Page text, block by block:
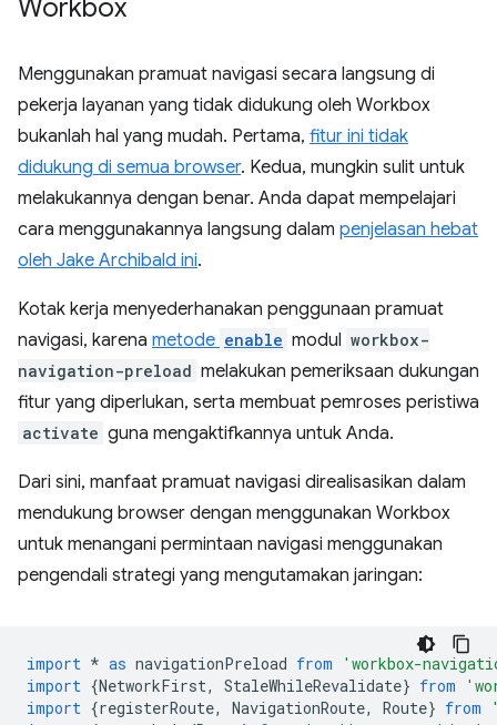
Workbox
Menggunakan pramuat navigasi secara langsung di
pekerja layanan yang tidak didukung oleh Workbox
bukanlah hal yang mudah. Pertama, fitur ini tidak
didukung di semua browser. Kedua, mungkin sulit untuk
melakukannya dengan benar. Anda dapat mempelajari
cara menggunakannya langsung dalam penjelasan hebat
oleh Jake Archibald ini.
Kotak kerja menyederhanakan penggunaan pramuat
navigasi, karena metode enable modul workbox-
navigation-preload melakukan pemeriksaan dukungan
fitur yang diperlukan, serta membuat pemroses peristiwa
activate guna mengaktifkannya untuk Anda.
Dari sini, manfaat pramuat navigasi direalisasikan dalam
mendukung browser dengan menggunakan Workbox
untuk menangani permintaan navigasi menggunakan
pengendali strategi yang mengutamakan jaringan:
import * as navigationPreload from
'workbox-
import {NetworkFirst, StaleWhileRevalidate} from
import {registerRoute, NavigationRoute, Route} from